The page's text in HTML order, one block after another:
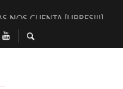
NOS CUENTA [LIBRES!!!]
SANDRA MONFORT
TEATRAL CLAUDIO